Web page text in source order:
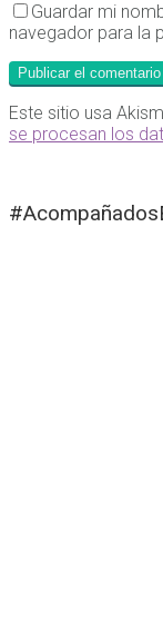
Guardar mi
navegador para la
Este sitio usa
se procesan los